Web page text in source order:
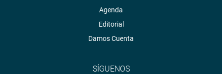
Agenda
Editorial
Damos Cuenta
SÍGUENOS